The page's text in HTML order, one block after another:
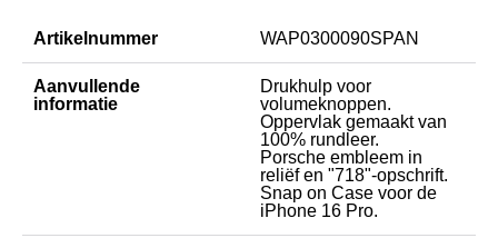
Artikelnummer WAP0300090SPAN
Aanvullende
informatie
Drukhulp voor
volumeknoppen.
Oppervlak gemaakt van
100% rundleer.
Porsche embleem in
reliëf en "718"-opschrift.
Snap on Case voor de
iPhone 16 Pro.